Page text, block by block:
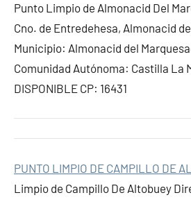
Punto Limpio de Almonacid Del
Cno. de Entredehesa, Almonacid
Municipio: Almonacid del
Comunidad Autónoma: Castilla La
DISPONIBLE CP: 16431
PUNTO LIMPIO DE CAMPILLO DE
Limpio de Campillo De Altobuey